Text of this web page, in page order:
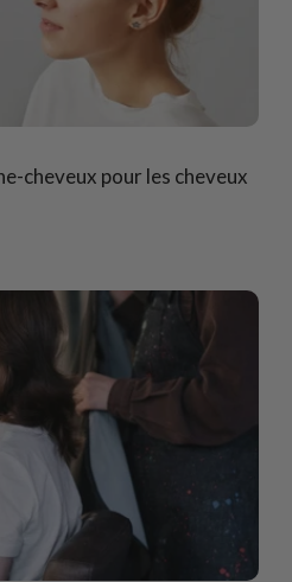
cheveux pour les cheveux